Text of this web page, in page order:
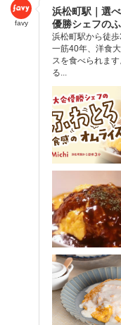
favy
浜松町駅｜選
優勝シェフの
浜松町駅から徒
一筋40年、洋食
スを食べられま
る...